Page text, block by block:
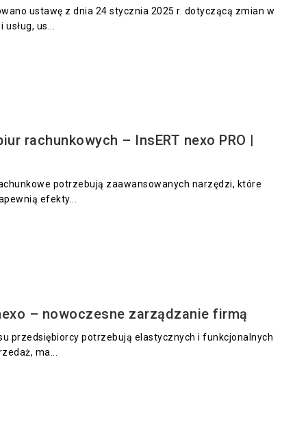
ustawę z dnia 24 stycznia 2025 r. dotyczącą zmian w
us...
rachunkowych – InsERT nexo PRO |
potrzebują zaawansowanych narzędzi, które
efekty...
– nowoczesne zarządzanie firmą
przedsiębiorcy potrzebują elastycznych i funkcjonalnych
ma...